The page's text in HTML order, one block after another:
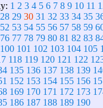
1 2 3 4 5 6 7 8 9 10 11
28 29 30 31 32 33 34 35
52 53 54 55 56 57 58 59
76 77 78 79 80 81 82 83
100 101 102 103 104 105
118 119 120 121 122
135 136 137 138 139
152 153 154 155 156
169 170 171 172 173
186 187 188 189 190